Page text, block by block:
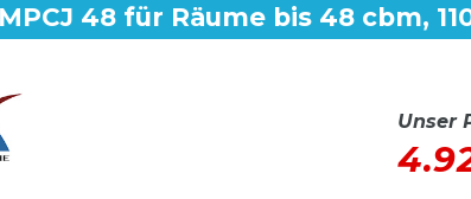
48 für Räume bis 48 cbm,
Unser